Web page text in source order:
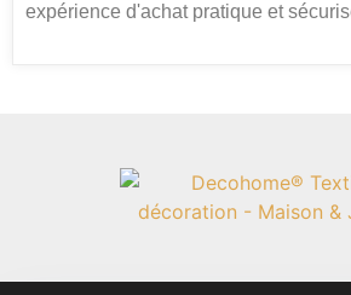
expérience d'achat pratique et